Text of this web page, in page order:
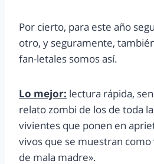
Por cierto, para este año
otro, y seguramente,
fan-letales somos así.
Lo mejor: lectura rápida,
relato zombi de los de toda
vivientes que ponen en
vivos que se muestran
de mala madre».